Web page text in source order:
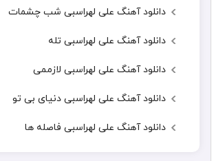
دانلود آهنگ علی لهراسبی شب چشمات
دانلود آهنگ علی لهراسبی تله
دانلود آهنگ علی لهراسبی لازممی
دانلود آهنگ علی لهراسبی دنیای بی تو
دانلود آهنگ علی لهراسبی فاصله ها